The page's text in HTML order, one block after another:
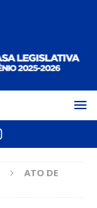
ATO DE